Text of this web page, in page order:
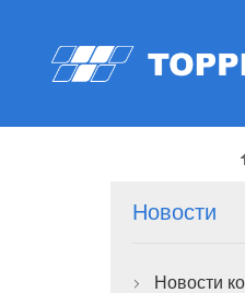
Новости
 Новости